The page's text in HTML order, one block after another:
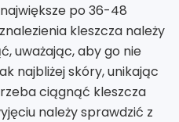
po 36-48
kleszcza należy
uważając, aby go nie
najbliżej skóry, unikając
ciągnąć kleszcza
należy sprawdzić z